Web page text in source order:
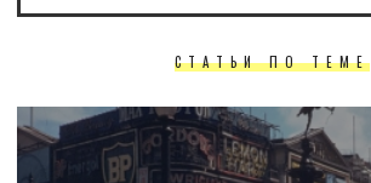
СТАТЬИ ПО ТЕМЕ